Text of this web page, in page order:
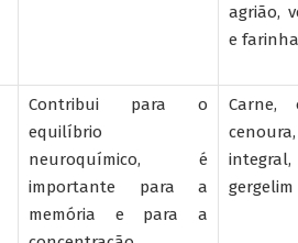
agrião,
e
Contribui para o
equilíbrio
neuroquímico, é
importante para a
memória e para a
Carne,
gergelim